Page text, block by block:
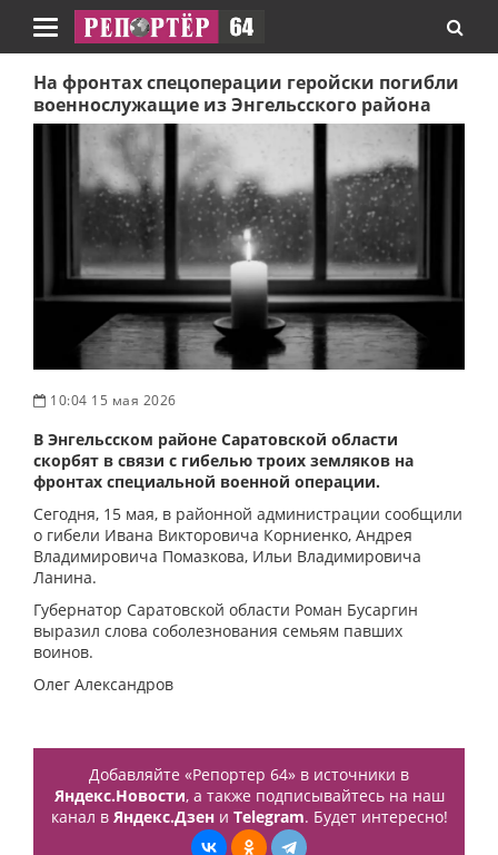
Навигация
На фронтах спецоперации геройски погибли
военнослужащие из Энгельсского района
10:04 15 мая 2026
В Энгельсском районе Саратовской области
скорбят в связи с гибелью троих земляков на
фронтах специальной военной операции.
Сегодня, 15 мая, в районной администрации сообщили
о гибели Ивана Викторовича Корниенко, Андрея
Владимировича Помазкова, Ильи Владимировича
Ланина.
Губернатор Саратовской области Роман Бусаргин
выразил слова соболезнования семьям павших
воинов.
Олег Александров
Добавляйте «Репортер 64» в источники в
Яндекс.Новости, а также подписывайтесь на наш
канал в Яндекс.Дзени Telegram. Будет интересно!